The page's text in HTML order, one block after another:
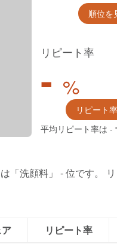
順位を
リピート率
- %
リピート
平均リピート率は -
「洗顔料」 -位です。
リピート率